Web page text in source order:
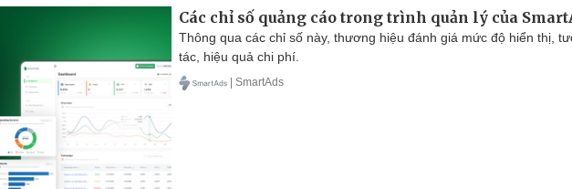
Các chỉ số quảng cáo trong trình quản lý của
Thông qua các chỉ số này, thương hiệu đánh giá mức độ hiển thị,
tác, hiệu quả chi phí.
| SmartAds